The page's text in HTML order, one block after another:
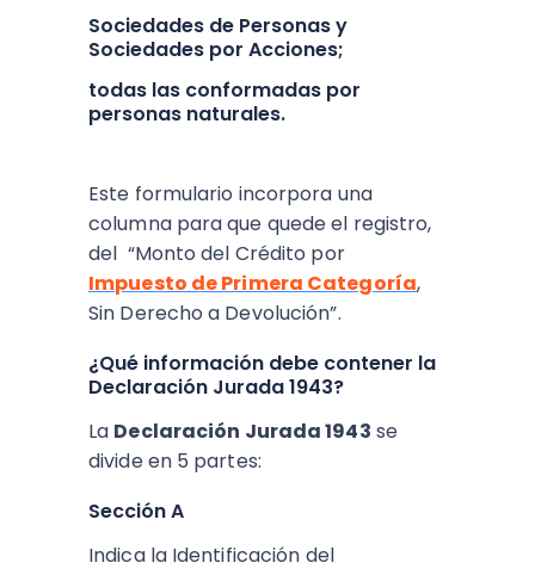
Sociedades de Personas y
Sociedades por Acciones;
todas las conformadas por
personas naturales.
Este formulario incorpora una
columna para que quede el registro,
del “Monto del Crédito por
Impuesto de Primera Categoría,
Sin Derecho a Devolución”.
¿Qué información debe contener la
Declaración Jurada 1943?
La Declaración Jurada 1943 se
divide en 5 partes:
Sección A
Indica la Identificación del